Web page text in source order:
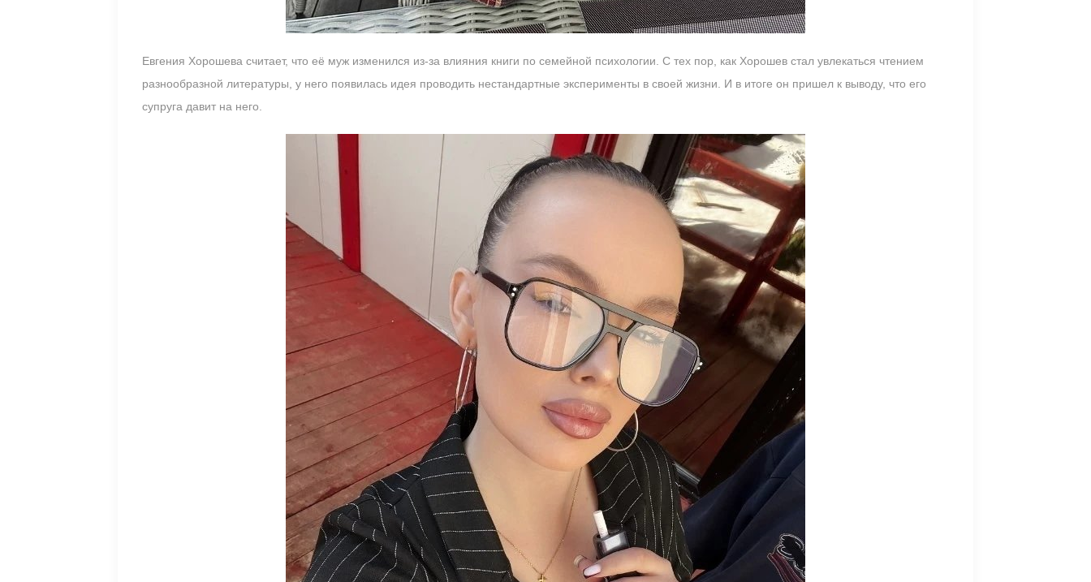
Евгения Хорошева считает, что её муж изменился из-за влияния книги по семейной психологии. С тех пор, как Хорошев стал увлекаться чтением
разнообразной литературы, у него появилась идея проводить нестандартные эксперименты в своей жизни. И в итоге он пришел к выводу, что его
супруга давит на него.